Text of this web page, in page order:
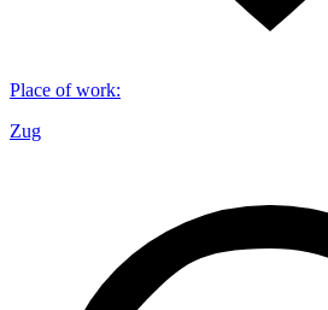
Place of work:
Zug